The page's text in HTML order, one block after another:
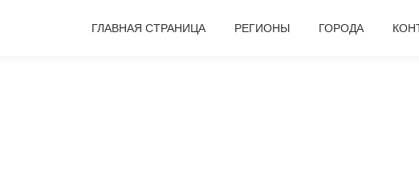
ГЛАВНАЯ СТРАНИЦА РЕГИОНЫ ГОРОДА